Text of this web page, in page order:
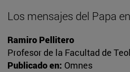
Los mensajes del Papa
Ramiro Pellitero
Profesor de la Facultad de
Publicado en: Omnes